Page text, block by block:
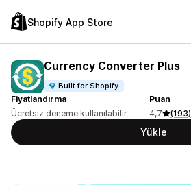
Shopify App Store
Currency Converter Plus
Built for Shopify
Fiyatlandırma
Ücretsiz deneme kullanılabilir
Puan
4,7
(193)
Yükle